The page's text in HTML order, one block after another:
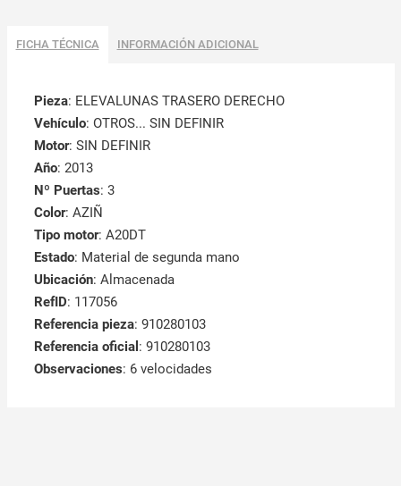
FICHA TÉCNICA INFORMACIÓN ADICIONAL
Pieza: ELEVALUNAS TRASERO DERECHO
Vehículo: OTROS... SIN DEFINIR
Motor: SIN DEFINIR
Año: 2013
Nº Puertas: 3
Color: AZIÑ
Tipo motor: A20DT
Estado: Material de segunda mano
Ubicación: Almacenada
RefID: 117056
Referencia pieza: 910280103
Referencia oficial : 910280103
Observaciones: 6 velocidades